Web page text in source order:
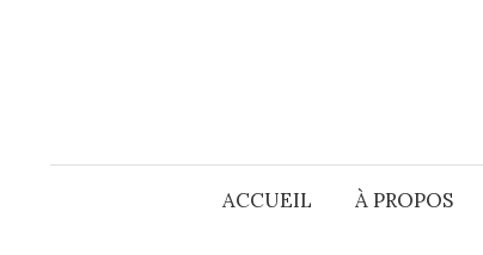
ACCUEIL À PROPOS